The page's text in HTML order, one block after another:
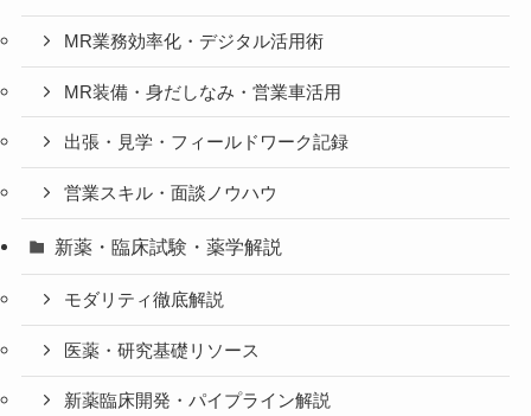
MR業務効率化・デジタル活用術
MR装備・身だしなみ・営業車活用
出張・見学・フィールドワーク記録
営業スキル・面談ノウハウ
新薬・臨床試験・薬学解説
モダリティ徹底解説
医薬・研究基礎リソース
新薬臨床開発・パイプライン解説